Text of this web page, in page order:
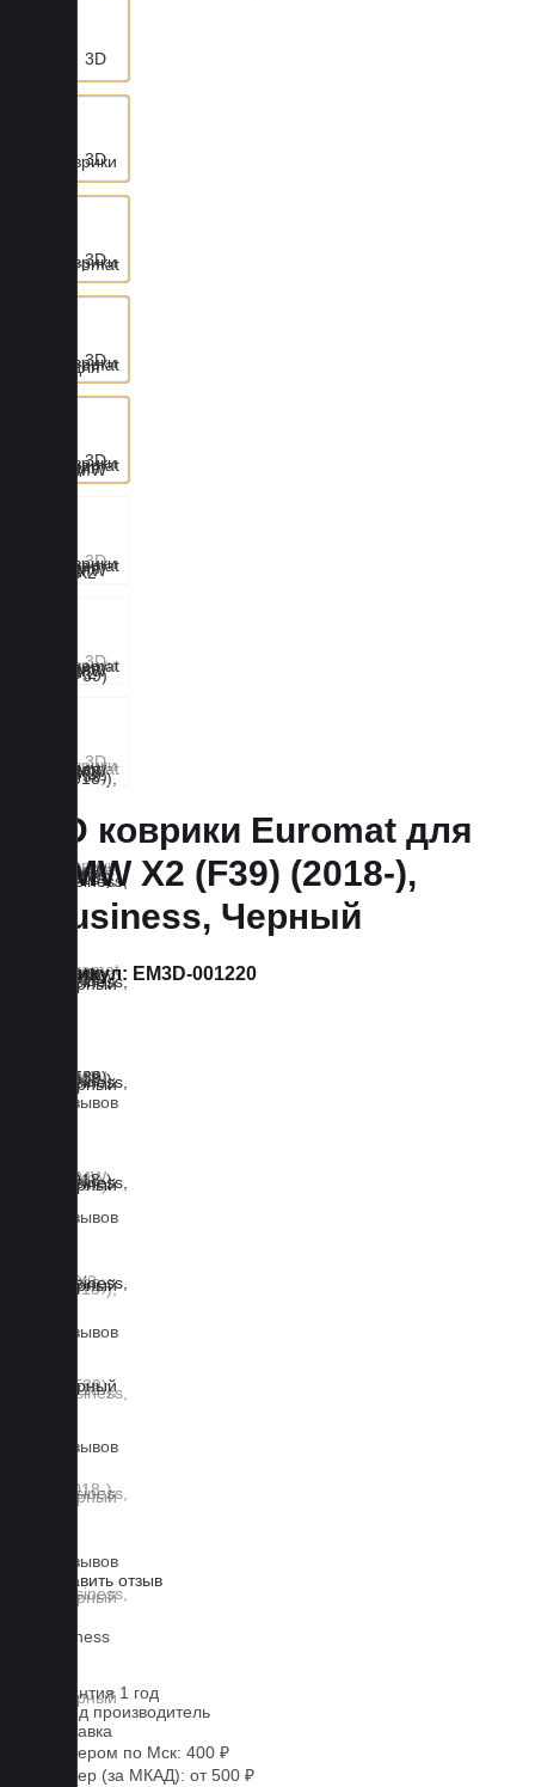
3D коврики Euromat для
BMW X2 (F39) (2018-),
Business, Черный
Артикул: EM3D-001220
0 отзывов
0 отзывов
0 отзывов
0 отзывов
0 отзывов
Оставить отзыв
Business
Гарантия 1 год
Завод производитель
Доставка
Курьером по Мск: 400 ₽
Курьер (за МКАД): от 500 ₽